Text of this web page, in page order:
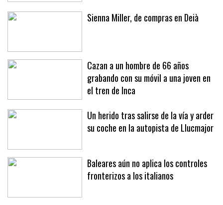
Sienna Miller, de compras en Deià
Cazan a un hombre de 66 años
grabando con su móvil a una joven en
el tren de Inca
Un herido tras salirse de la vía y arder
su coche en la autopista de Llucmajor
Baleares aún no aplica los controles
fronterizos a los italianos